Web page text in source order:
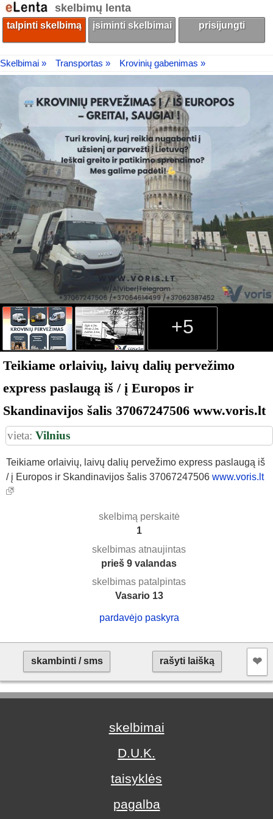
skelbimų lenta
talpinti skelbimą įsiminti skelbimai prisijungti
Skelbimai » Transportas » Krovinių gabenimas »
+5
Teikiame orlaivių, laivų dalių pervežimo
express paslaugą iš / į Europos ir
Skandinavijos šalis 37067247506 www.voris.lt
vieta: Vilnius
Teikiame orlaivių, laivų dalių pervežimo express paslaugą iš
/ į Europos ir Skandinavijos šalis 37067247506 www.voris.lt
skelbimą perskaitė
1
skelbimas atnaujintas
prieš 9 valandas
skelbimas patalpintas
Vasario 13
pardavėjo paskyra
skambinti / sms rašyti laišką ❤︎
skelbimai
D.U.K.
taisyklės
pagalba